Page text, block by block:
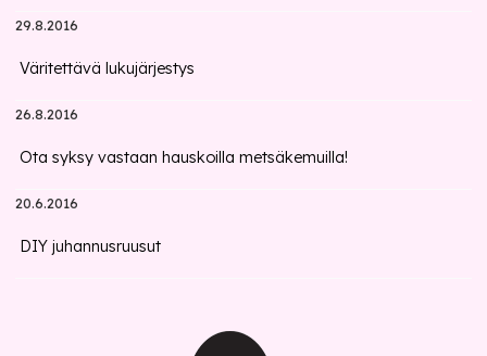
29.8.2016
Väritettävä lukujärjestys
26.8.2016
Ota syksy vastaan hauskoilla metsäkemuilla!
20.6.2016
DIY juhannusruusut